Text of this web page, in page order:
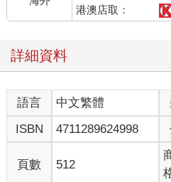
情，我立刻慌張地搖了搖頭。
「不是那樣的Pam 姊！只是我
小時候父母都讓妳吃些什麼啊？肯
「我每天都會念書，沒有人可以不
見我一副不想學習的樣子，眼前
內疚，也許我的愚蠢已經讓她失去
腕，對她露出燦爛的笑容。
「請不要生氣，Pam 姊是很優秀
不管她做什麼，看起來總是如此地
港澳店取：
詳細資料
語言 中文繁體
ISBN
4711289624998
頁數 512